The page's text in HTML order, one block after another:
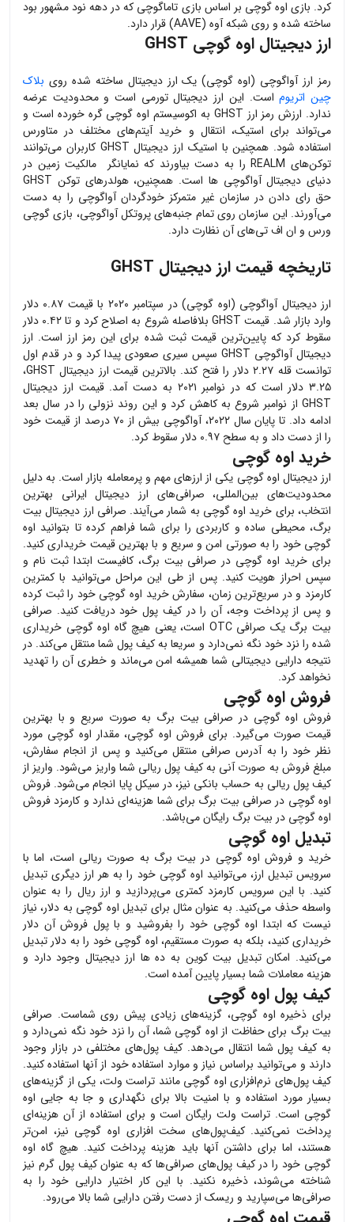
کرد. بازی اوه گوچی بر اساس بازی تاماگوچی که در دهه نود مشهور بود
ساخته شده و روی شبکه آوه (AAVE)‌ قرار دارد.
ارز دیجیتال اوه گوچی GHST
رمز ارز آواگوچی (اوه گوچی) یک ارز دیجیتال ساخته شده روی بلاک
چین اتریوماست. این ارز دیجیتال تورمی است و محدودیت عرضه
ندارد. ارزش رمز ارز GHST به اکوسیستم اوه گوچی گره خورده است و
می‌تواند برای استیک، انتقال و خرید آیتم‌های مختلف در متاورس
استفاده شود. همچنین با استیک ارز دیجیتال GHST کاربران می‌توانند
توکن‌های REALMرا به دست بیاورند که نمایانگر مالکیت زمین در
دنیای دیجیتال آواگوچی ها است. همچنین، هولدرهای توکن GHST
حق رای دادن در سازمان غیر متمرکز خودگردان آواگوچی را به دست
می‌آورند. این سازمان روی تمام جنبه‌های پروتکل آواگوچی، بازی گوچی
ورس و ان اف تی‌های آن نظارت دارد.
تاریخچه قیمت ارز دیجیتال GHST
ارز دیجیتال آواگوچی (اوه گوچی) در سپتامبر ۲۰۲۰ با قیمت ۰.۸۷ دلار
وارد بازار شد. قیمت GHST
بلافاصله شروع به اصلاح کرد و تا ۰.۴۲ دلار
سقوط کرد که پایین‌ترین قیمت ثبت شده برای این رمز ارز است. ارز
دیجیتال آواگوچی GHST سپس سیری صعودی پیدا کرد و در قدم اول
توانست قله ۲.۲۷ دلار را فتح کند. بالاترین قیمت ارز دیجیتال
GHST،
۳.۲۵ دلار است که در نوامبر ۲۰۲۱ به دست آمد. قیمت ارز دیجیتال
GHST از نوامبر شروع به کاهش کرد و این روند نزولی را در سال بعد
ادامه داد. تا پایان سال ۲۰۲۲، آواگوچی بیش از ۷۰ درصد از قیمت خود
را از دست داد و به سطح ۰.۹۷ دلار سقوط کرد.
خرید اوه گوچی
ارز دیجیتال اوه گوچی یکی از ارزهای مهم و پرمعامله بازار است. به دلیل
محدودیت‌های بین‌المللی، صرافی‌های ارز دیجیتال ایرانی بهترین
انتخاب، برای خرید اوه گوچی به شمار می‌آیند. صرافی ارز دیجیتال بیت
برگ، محیطی ساده و کاربردی را برای شما فراهم کرده تا بتوانید اوه
گوچی خود را به صورتی امن و سریع و با بهترین قیمت خریداری کنید.
برای خرید اوه گوچی در صرافی بیت برگ، کافیست ابتدا ثبت نام و
سپس احراز هویت کنید. پس از طی این مراحل می‌توانید با کمترین
کارمزد و در سریع‌ترین زمان، سفارش خرید اوه گوچی خود را ثبت کرده
و پس از پرداخت وجه، آن را در کیف پول خود دریافت کنید. صرافی
بیت برگ یک صرافی OTC است، یعنی هیچ گاه
اوه گوچی خریداری
شده را نزد خود نگه نمی‌دارد و سریعا به کیف پول شما منتقل می‌کند. در
نتیجه دارایی دیجیتالی شما همیشه امن می‌ماند و خطری آن را تهدید
نخواهد کرد.
فروش اوه گوچی
فروش اوه گوچی در صرافی بیت برگ به صورت سریع و با بهترین
قیمت صورت می‌گیرد. برای فروش اوه گوچی، مقدار اوه گوچی مورد
نظر خود را به آدرس صرافی منتقل می‌کنید و پس از انجام سفارش،
مبلغ فروش به صورت آنی به کیف پول ریالی شما واریز می‌شود. واریز از
کیف پول ریالی به حساب بانکی نیز، در سیکل پایا انجام می‌شود. فروش
اوه گوچی در صرافی بیت برگ برای شما هزینه‌ای ندارد و کارمزد فروش
اوه گوچی در بیت برگ رایگان می‌باشد.
تبدیل اوه گوچی
خرید و فروش اوه گوچی در بیت برگ به صورت ریالی است، اما با
سرویس تبدیل ارز، می‌توانید اوه گوچی خود را به هر ارز دیگری تبدیل
کنید. با این سرویس کارمزد کمتری می‌پردازید و ارز ریال را به عنوان
واسطه حذف می‌کنید. به عنوان مثال برای تبدیل اوه گوچی به دلار، نیاز
نیست که ابتدا اوه گوچی خود را بفروشید و با پول فروش آن دلار
خریداری کنید، بلکه به صورت مستقیم، اوه گوچی خود را به دلار تبدیل
می‌کنید. امکان تبدیل بیت کوین به ده ها ارز دیجیتال وجود دارد و
هزینه معاملات شما بسیار پایین آمده است.
کیف پول اوه گوچی
برای ذخیره اوه گوچی، گزینه‌های زیادی پیش روی شماست. صرافی
بیت برگ برای حفاظت از اوه گوچی شما، آن را نزد خود نگه نمی‌دارد و
به کیف پول شما انتقال می‌دهد. کیف پول‌های مختلفی در بازار وجود
دارند و می‌توانید براساس نیاز و موارد استفاده خود از آنها استفاده کنید.
کیف پول‌های نرم‌افزاری اوه گوچی مانند تراست ولت، یکی از گزینه‌های
بسیار مورد استفاده و با امنیت بالا برای نگهداری و جا به جایی اوه
گوچی است. تراست ولت رایگان است و برای استفاده از آن هزینه‌ای
پرداخت نمی‌کنید. کیف‌پول‌های سخت افزاری اوه گوچی نیز، امن‌تر
هستند، اما برای داشتن آنها باید هزینه پرداخت کنید. هیچ گاه اوه
گوچی خود را در کیف پول‌های صرافی‌ها که به عنوان کیف پول گرم نیز
شناخته می‌شوند، ذخیره نکنید. با این کار اختیار دارایی خود را به
صرافی‌ها می‌سپارید و ریسک از دست رفتن دارایی شما بالا می‌رود.